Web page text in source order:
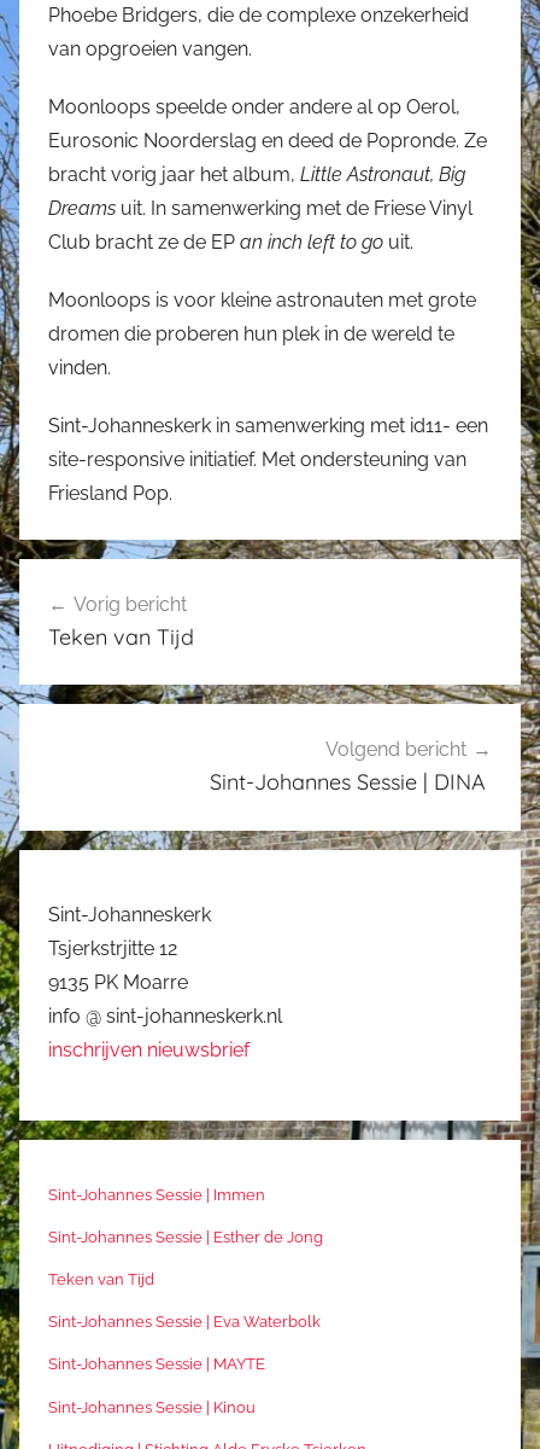
Phoebe Bridgers, die de complexe onzekerheid
van opgroeien vangen.
Moonloops speelde onder andere al op Oerol,
Eurosonic Noorderslag en deed de Popronde. Ze
bracht vorig jaar het album, Little Astronaut, Big
Dreams uit. In samenwerking met de Friese Vinyl
Club bracht ze de EP an inch left to go uit.
Moonloops is voor kleine astronauten met grote
dromen die proberen hun plek in de wereld te
vinden.
Sint-Johanneskerk in samenwerking met id11- een
site-responsive initiatief. Met ondersteuning van
Friesland Pop.
Bericht
navigatie
Vorig bericht
Teken van Tijd
Volgend bericht
Sint-Johannes Sessie | DINA
Sint-Johanneskerk
Tsjerkstrjitte 12
9135 PK Moarre
info @ sint-johanneskerk.nl
inschrijven nieuwsbrief
Sint-Johannes Sessie | Immen
Sint-Johannes Sessie | Esther de Jong
Teken van Tijd
Sint-Johannes Sessie | Eva Waterbolk
Sint-Johannes Sessie | MAYTE
Sint-Johannes Sessie | Kinou